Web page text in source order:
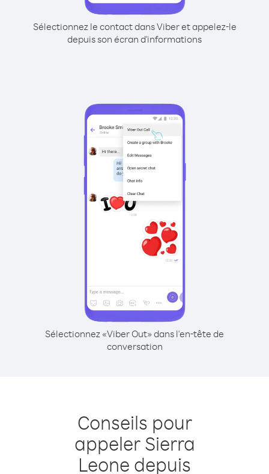
Sélectionnez le contact dans Viber et appelez-le
depuis son écran d'informations
Sélectionnez «Viber Out» dans l'en-tête de
conversation
Conseils pour
appeler Sierra
Leone depuis